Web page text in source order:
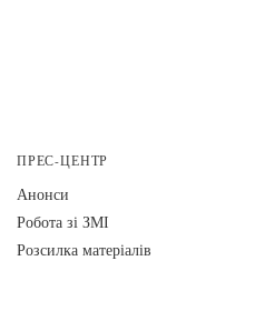
ПРЕС-ЦЕНТР
Анонси
Робота зі ЗМІ
Розсилка матеріалів